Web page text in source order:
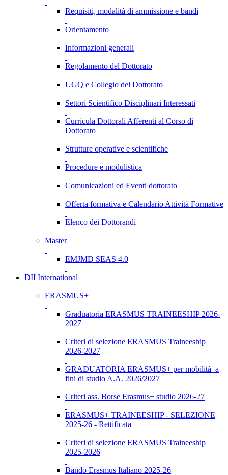
Requisiti, modalità di ammissione e bandi
Orientamento
Informazioni generali
Regolamento del Dottorato
UGQ e Collegio del Dottorato
Settori Scientifico Disciplinari Interessati
Curricula Dottorali Afferenti al Corso di
Dottorato
Strutture operative e scientifiche
Procedure e modulistica
Comunicazioni ed Eventi dottorato
Offerta formativa e Calendario Attività Formative
Elenco dei Dottorandi
Master
EMJMD SEAS 4.0
DII International
ERASMUS+
Graduatoria ERASMUS TRAINEESHIP 2026-
2027
Criteri di selezione ERASMUS Traineeship
2026-2027
GRADUATORIA ERASMUS+ per mobilità a
fini di studio A.A. 2026/2027
Criteri ass. Borse Erasmus+ studio 2026-27
ERASMUS+ TRAINEESHIP - SELEZIONE
2025-26 - Rettificata
Criteri di selezione ERASMUS Traineeship
2025-2026
Bando Erasmus Italiano 2025-26